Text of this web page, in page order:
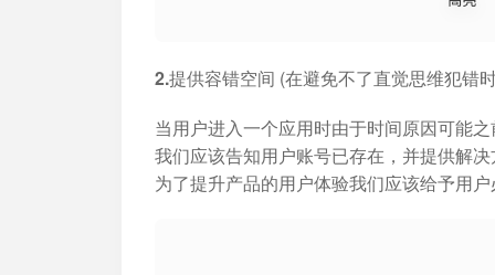
2.提供容错空间 (在避免不了直觉思维犯错
当用户进入一个应用时由于时间原因可能
我们应该告知用户账号已存在，并提供解
为了提升产品的用户体验我们应该给予用